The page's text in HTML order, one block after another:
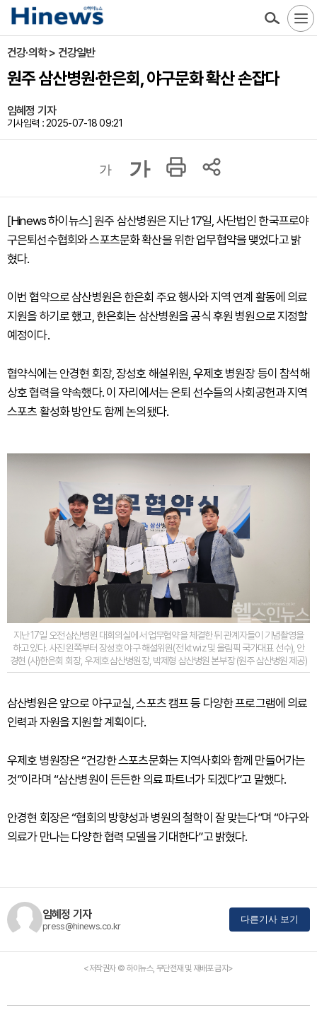
건강·의학 > 건강일반
원주 삼산병원·한은회, 야구문화 확산 손잡다
임혜정 기자
기사입력 : 2025-07-18 09:21
가 가
[Hinews 하이뉴스] 원주 삼산병원은 지난 17일, 사단법인 한국프로야
구은퇴선수협회와 스포츠문화 확산을 위한 업무협약을 맺었다고 밝
혔다.
이번 협약으로 삼산병원은 한은회 주요 행사와 지역 연계 활동에 의료
지원을 하기로 했고, 한은회는 삼산병원을 공식 후원 병원으로 지정할
예정이다.
협약식에는 안경현 회장, 장성호 해설위원, 우제호 병원장 등이 참석해
상호 협력을 약속했다. 이 자리에서는 은퇴 선수들의 사회공헌과 지역
스포츠 활성화 방안도 함께 논의됐다.
지난 17일 오전 삼산병원 대회의실에서 업무협약을 체결한 뒤 관계자들이 기념촬영을
하고 있다. 사진 왼쪽부터 장성호 야구 해설위원(전 kt wiz 및 올림픽 국가대표 선수), 안
경현 (사)한은회 회장, 우제호 삼산병원장, 박제형 삼산병원 본부장 (원주 삼산병원 제공)
삼산병원은 앞으로 야구교실, 스포츠 캠프 등 다양한 프로그램에 의료
인력과 자원을 지원할 계획이다.
우제호 병원장은 “건강한 스포츠문화는 지역사회와 함께 만들어가는
것”이라며 “삼산병원이 든든한 의료 파트너가 되겠다”고 말했다.
안경현 회장은 “협회의 방향성과 병원의 철학이 잘 맞는다”며 “야구와
의료가 만나는 다양한 협력 모델을 기대한다”고 밝혔다.
임혜정 기자
press@hinews.co.kr
다른기사 보기
<저작권자 © 하이뉴스, 무단전재 및 재배포 금지>